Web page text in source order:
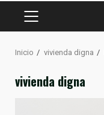
MENÚ
Inicio vivienda digna
vivienda digna